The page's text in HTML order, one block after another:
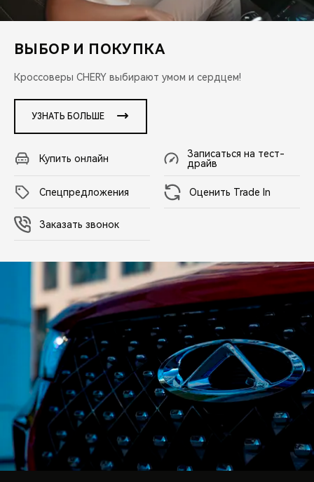
НАШИ МЕРОПРИЯТИЯ
ВЫБОР И ПОКУПКА
Кроссоверы CHERY выбирают умом и сердцем!
УЗНАТЬ БОЛЬШЕ
Купить онлайн
Записаться на тест-
драйв
Cпецпредложения Оценить Trade In
Заказать звонок